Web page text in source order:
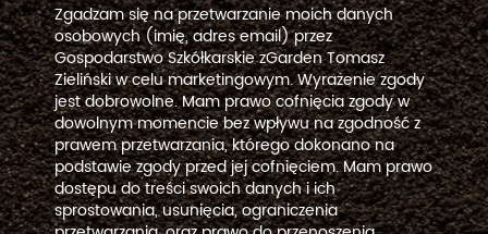
Zgadzam się na przetwarzanie moich danych
osobowych (imię, adres email) przez
Gospodarstwo Szkółkarskie zGarden Tomasz
Zieliński w celu marketingowym. Wyrażenie zgody
jest dobrowolne. Mam prawo cofnięcia zgody w
dowolnym momencie bez wpływu na zgodność z
prawem przetwarzania, którego dokonano na
podstawie zgody przed jej cofnięciem. Mam prawo
dostępu do treści swoich danych i ich
sprostowania, usunięcia, ograniczenia